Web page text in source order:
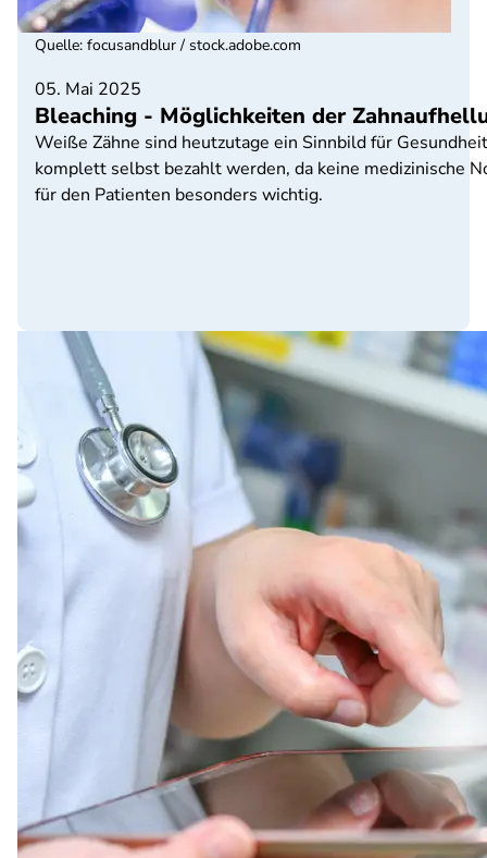
05. Mai 2025
Bleaching - Möglichkeiten der
Weiße Zähne sind heutzutage ein Sinnbild für
komplett selbst bezahlt werden, da keine medizinische
für den Patienten besonders wichtig.
Quelle: focusandblur / stock.adobe.com